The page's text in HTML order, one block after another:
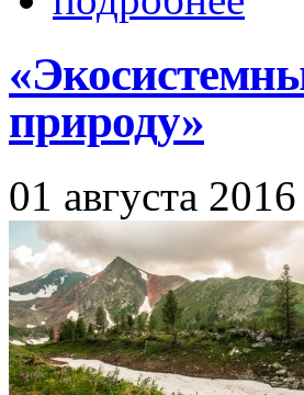
природу»
01 августа 2016